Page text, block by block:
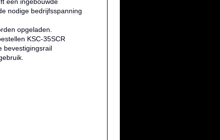
nodige bedrijfsspanning
opgeladen.
KSC-35SCR
bevestigingsrail